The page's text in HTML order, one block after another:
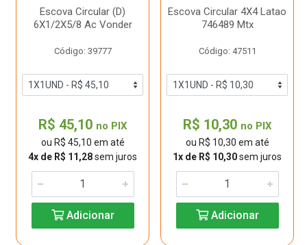
Escova Circular (D)
6X1/2X5/8 Ac Vonder
Código: 39777
R$ 45,10 no PIX
ou R$ 45,10 em até
4x de R$ 11,28sem juros
Adicionar
Escova Circular 4X4 Latao
746489 Mtx
Código: 47511
R$ 10,30 no PIX
ou R$ 10,30 em até
1x de R$ 10,30sem juros
Adicionar